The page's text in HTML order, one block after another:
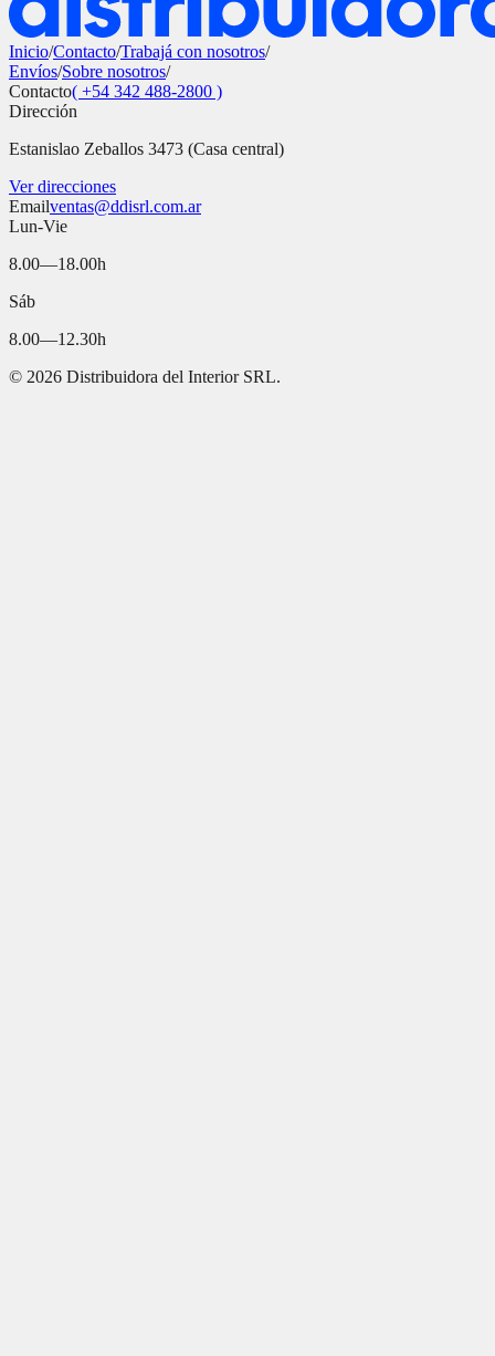
Inicio/Contacto/Trabajá con nosotros/
Envíos/Sobre nosotros/
Contacto( +54 342 488-2800 )
Dirección
Estanislao Zeballos 3473 (Casa central)
Ver direcciones
Emailventas@ddisrl.com.ar
Lun-Vie
8.00—18.00h
Sáb
8.00—12.30h
© 2026 Distribuidora del Interior SRL.